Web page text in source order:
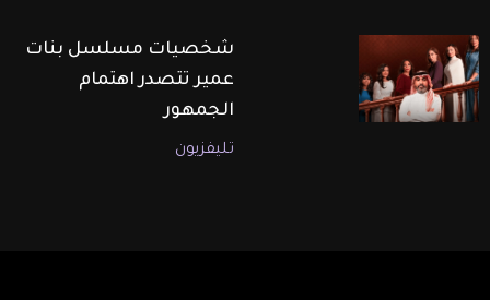
شخصيات مسلسل بنات
عمير تتصدر اهتمام
الجمهور
تليفزيون